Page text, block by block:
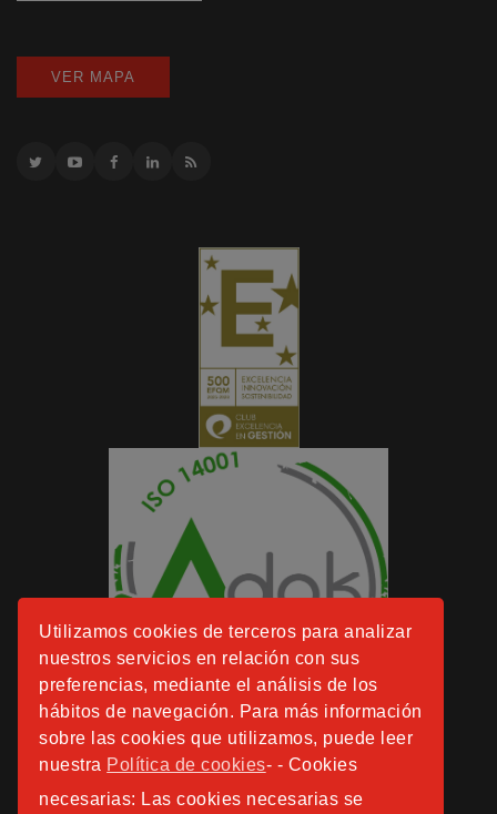
Utilizamos cookies de terceros para analizar
nuestros servicios en relación con sus
preferencias, mediante el análisis de los
hábitos de navegación. Para más información
sobre las cookies que utilizamos, puede leer
nuestra Política de cookies- - Cookies
necesarias: Las cookies necesarias se
VER MAPA